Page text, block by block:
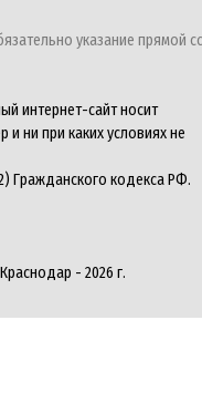
указание прямой
интернет-сайт носит
ни при каких условиях не
Гражданского кодекса РФ.
- 2026 г.